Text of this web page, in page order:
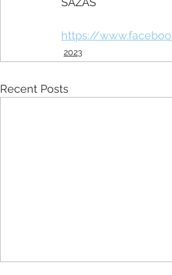
https://
2023
Recent Posts